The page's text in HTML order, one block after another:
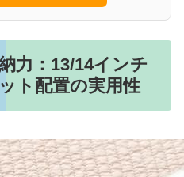
力：13/14インチ
ト配置の実用性